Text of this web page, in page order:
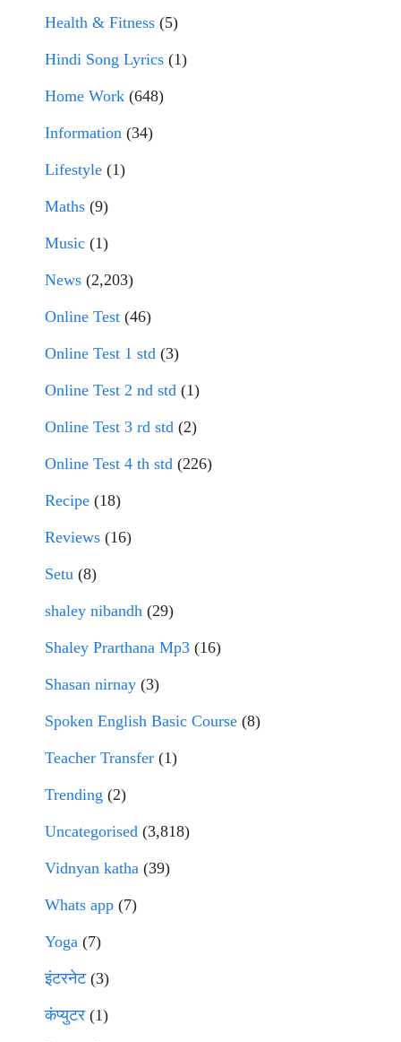
Health & Fitness (5)
Hindi Song Lyrics (1)
Home Work (648)
Information (34)
Lifestyle (1)
Maths (9)
Music (1)
News (2,203)
Online Test (46)
Online Test 1 std (3)
Online Test 2 nd std (1)
Online Test 3 rd std (2)
Online Test 4 th std (226)
Recipe (18)
Reviews (16)
Setu (8)
shaley nibandh (29)
Shaley Prarthana Mp3 (16)
Shasan nirnay (3)
Spoken English Basic Course (8)
Teacher Transfer (1)
Trending (2)
Uncategorised (3,818)
Vidnyan katha (39)
Whats app (7)
Yoga (7)
इंटरनेट(3)
कंप्युटर (1)